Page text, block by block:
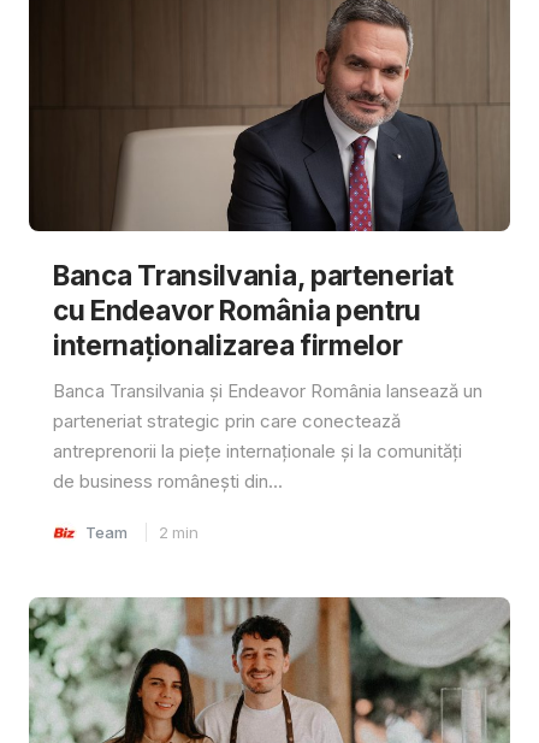
Banca Transilvania, parteneriat
cu Endeavor România pentru
internaționalizarea firmelor
Banca Transilvania și Endeavor România lansează un
parteneriat strategic prin care conectează
antreprenorii la piețe internaționale și la comunități
de business românești din...
Team 2 min